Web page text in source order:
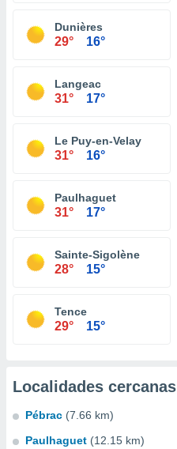
Dunières
29° 16°
Langeac
31° 17°
Le Puy-en-Velay
31° 16°
Paulhaguet
31° 17°
Sainte-Sigolène
28° 15°
Tence
29° 15°
Localidades cercanas
Pébrac (7.66 km)
Paulhaguet (12.15 km)